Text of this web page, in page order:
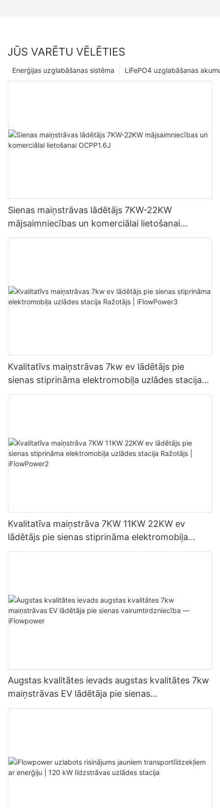
JŪS VARĒTU VĒLĒTIES
LiFePO4 uzglabāšanas
Enerģijas uzglabāšanas sistēma
Sienas maiņstrāvas lādētājs 7KW-22KW
mājsaimniecības un komerciālai lietošanai
OCPP1.6J
Kvalitatīvs maiņstrāvas 7kw ev lādētājs pie
sienas stiprināma elektromobiļa uzlādes stacija
Ražotājs | iFlowPower3
Kvalitatīva maiņstrāva 7KW 11KW 22KW ev
lādētājs pie sienas stiprināma elektromobiļa
uzlādes stacija Ražotājs | iFlowPower2
Augstas kvalitātes ievads augstas kvalitātes 7kw
maiņstrāvas EV lādētāja pie sienas
vairumtirdzniecība — iFlowpower